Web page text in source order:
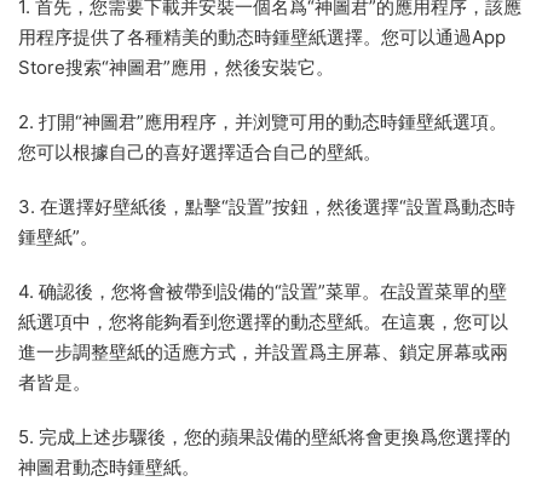
1. 首先，您需要下載并安裝一個名爲“神圖君”的應用程序，該應
用程序提供了各種精美的動态時鍾壁紙選擇。您可以通過App
Store搜索“神圖君”應用，然後安裝它。
2. 打開“神圖君”應用程序，并浏覽可用的動态時鍾壁紙選項。
您可以根據自己的喜好選擇适合自己的壁紙。
3. 在選擇好壁紙後，點擊“設置”按鈕，然後選擇“設置爲動态時
鍾壁紙”。
4. 确認後，您将會被帶到設備的“設置”菜單。在設置菜單的壁
紙選項中，您将能夠看到您選擇的動态壁紙。在這裏，您可以
進一步調整壁紙的适應方式，并設置爲主屏幕、鎖定屏幕或兩
者皆是。
5. 完成上述步驟後，您的蘋果設備的壁紙将會更換爲您選擇的
神圖君動态時鍾壁紙。